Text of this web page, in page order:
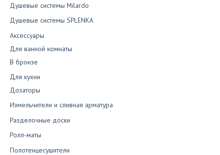
Душевые системы Milardo
Душевые системы SPLENKA
Аксессуары
Для ванной комнаты
В бронзе
Для кухни
Дозаторы
Измельчители и сливная арматура
Разделочные доски
Ролл-маты
Полотенцесушители